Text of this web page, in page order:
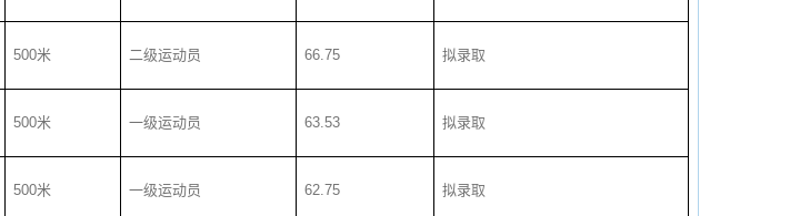
500米 二级运动员 66.75 拟录取
500米 一级运动员 63.53 拟录取
500米 一级运动员 62.75 拟录取